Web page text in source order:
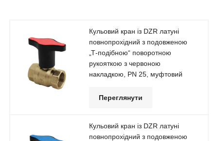
Кульовий кран із DZR латуні
повнопрохідний з подовженою
„Т-подібною“ поворотною
рукояткою з червоною
накладкою, РN 25, муфтовий
Переглянути
Кульовий кран із DZR латуні
повнопрохідний з подовженою